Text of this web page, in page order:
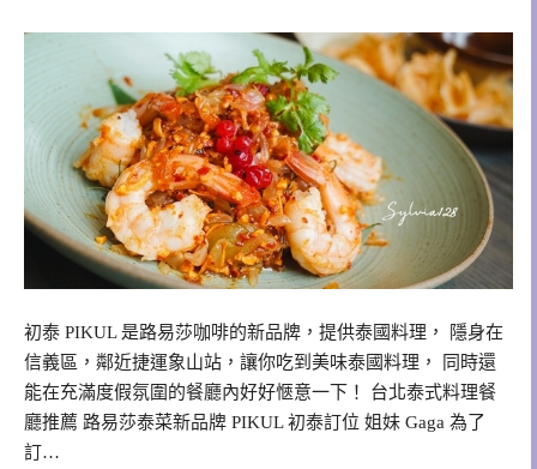
初泰 PIKUL 是路易莎咖啡的新品牌，提供泰國料理， 隱身在
信義區，鄰近捷運象山站，讓你吃到美味泰國料理， 同時還
能在充滿度假氛圍的餐廳內好好愜意一下！ 台北泰式料理餐
廳推薦 路易莎泰菜新品牌 PIKUL 初泰訂位 姐妹 Gaga 為了
訂…